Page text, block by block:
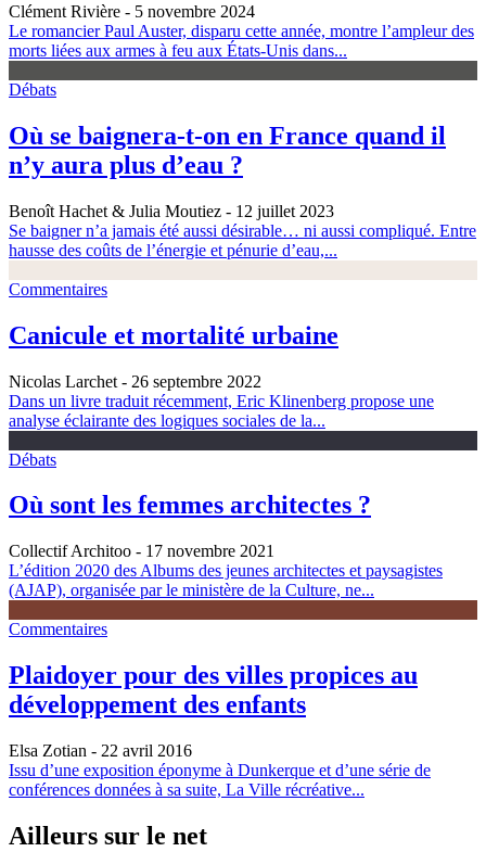
Clément Rivière - 5 novembre 2024
Le romancier Paul Auster, disparu cette année, montre l’ampleur des
morts liées aux armes à feu aux États-Unis dans...
Débats
Où se baignera-t-on en France quand il
n’y aura plus d’eau ?
Benoît Hachet & Julia Moutiez - 12 juillet 2023
Se baigner n’a jamais été aussi désirable… ni aussi compliqué. Entre
hausse des coûts de l’énergie et pénurie d’eau,...
Commentaires
Canicule et mortalité urbaine
Nicolas Larchet - 26 septembre 2022
Dans un livre traduit récemment, Eric Klinenberg propose une
analyse éclairante des logiques sociales de la...
Débats
Où sont les femmes architectes ?
Collectif Architoo - 17 novembre 2021
L’édition 2020 des Albums des jeunes architectes et paysagistes
(AJAP), organisée par le ministère de la Culture, ne...
Commentaires
Plaidoyer pour des villes propices au
développement des enfants
Elsa Zotian - 22 avril 2016
Issu d’une exposition éponyme à Dunkerque et d’une série de
conférences données à sa suite, La Ville récréative...
Ailleurs sur le net